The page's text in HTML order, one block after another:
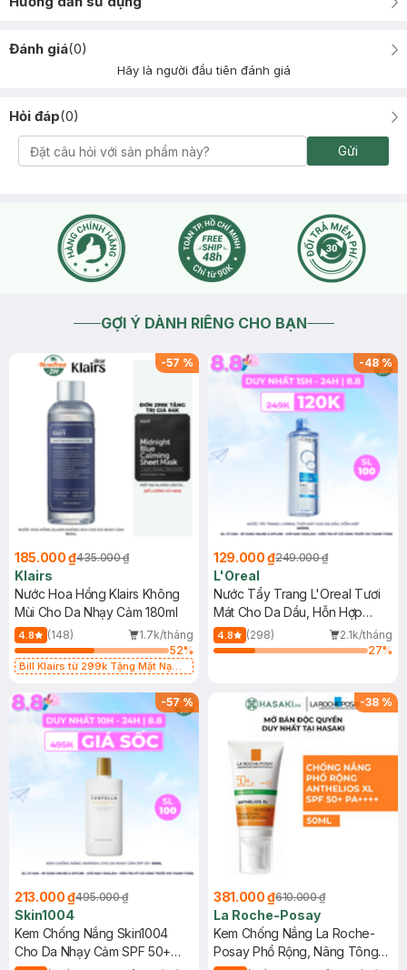
Đánh giá(0)
Hãy là người đầu tiên đánh giá
Hỏi đáp(0)
Gửi
GỢI Ý DÀNH RIÊNG CHO BẠN
-57 %
185.000 ₫435.000 ₫
Klairs
Nước Hoa Hồng Klairs Không
Mùi Cho Da Nhạy Cảm 180ml
4.8 (148)
1.7k/tháng
52%
Bill Klairs từ 299k Tặng Mặt Nạ
25ml (SL Có Hạn)
-48%
129.000 ₫249.000 ₫
L'Oreal
Nước Tẩy Trang L'Oreal Tươi
Mát Cho Da Dầu, Hỗn Hợp
400ml
4.8 (298)
2.1k/tháng
27%
-57%
213.000 ₫495.000 ₫
Skin1004
Kem Chống Nắng Skin1004
Cho Da Nhạy Cảm SPF 50+
-38 %
381.000 ₫610.000 ₫
La Roche-Posay
Kem Chống Nắng La Roche-
Posay Phổ Rộng, Nâng Tông